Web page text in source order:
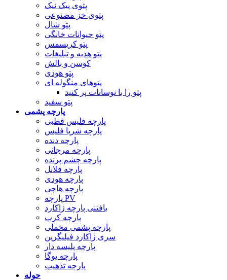
پتوی پیک نیک
پتوی خز مصنوعی
پتو شال
پتو حیوانات خانگی
پتو کریسمس
پتو هدیه و تبلیغات
کوسن و بالش
پتو هودی
پتوهای منگوله ای
پتو را با نوسانات پر کنید
پتو سفید
پارچه پشمی
پارچه فلیس قطبی
پارچه شرپا فلیس
پارچه دنده
پارچه مرجانی
پارچه چشم پرنده
پارچه فلانل
پارچه هودی
پارچه هاچی
پارچه PV
بافتنی پارچه ژاکارد
پارچه کرپ
پارچه پشمی مخملی
سری ژاکارد فیلیگرین
پارچه پلیسه دار
پارچه یوگا
پارچه تذهیب
حوله